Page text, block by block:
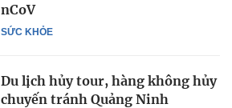
SỨC KHỎE
nCoV
Du lịch hủy tour, hàng không hủy
chuyến tránh Quảng Ninh